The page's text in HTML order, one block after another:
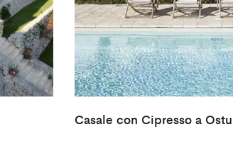
Casale con Cipresso a